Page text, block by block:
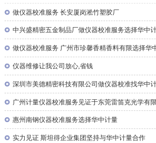
◎ 做仪器校准服务 长安厦岗淞竹塑胶厂
◎ 中兴盛精密五金制品厂做仪器校准服务选择华中
◎ 做仪器校准服务 广州市珍馨香精香料有限选择华
◎ 仪器维修让我公司放心,省钱
◎ 深圳市美德精密科技有限公司做仪器校准找华中
◎ 广州计量仪器校准服务见证于东莞雷笛克光学有
◎ 惠州南钢仪器校准服务选择华中计量
◎ 实力见证 斯坦得企业集团坚持与华中计量合作